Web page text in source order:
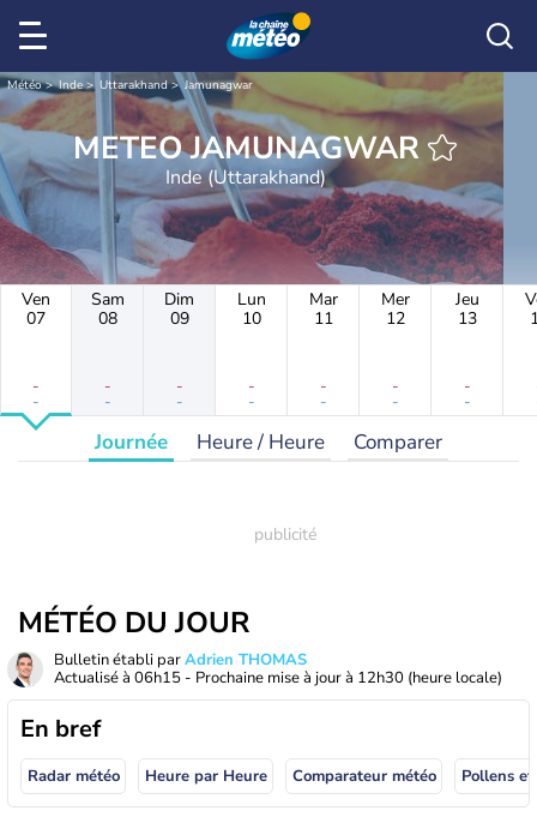
Météo Inde Uttarakhand Jamunagwar
METEO JAMUNAGWAR
Inde (Uttarakhand)
Ven
07
-
-
Sam
08
-
-
Dim
09
-
-
Lun
10
-
-
Mar
11
-
-
Mer
12
-
-
Jeu
13
-
-
Journée Heure / Heure Comparer
MÉTÉO DU JOUR
Bulletin établi parAdrien THOMAS
Actualisé à 06h15 - Prochaine mise à jour à 12h30 (heure locale)
En bref
Radar météo Heure par Heure Comparateur météo Pollens